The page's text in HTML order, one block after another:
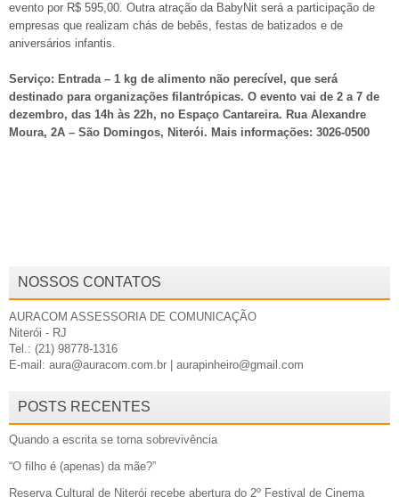
evento por R$ 595,00. Outra atração da BabyNit será a participação de
empresas que realizam chás de bebês, festas de batizados e de
aniversários infantis.
Serviço: Entrada – 1 kg de alimento não perecível, que será
destinado para organizações filantrópicas. O evento vai de 2 a 7 de
dezembro, das 14h às 22h, no Espaço Cantareira. Rua Alexandre
Moura, 2A – São Domingos, Niterói. Mais informações: 3026-0500
NOSSOS CONTATOS
AURACOM ASSESSORIA DE COMUNICAÇÃO
Niterói - RJ
Tel.: (21) 98778-1316
E-mail: aura@auracom.com.br | aurapinheiro@gmail.com
POSTS RECENTES
Quando a escrita se torna sobrevivência
“O filho é (apenas) da mãe?”
Reserva Cultural de Niterói recebe abertura do 2º Festival de Cinema